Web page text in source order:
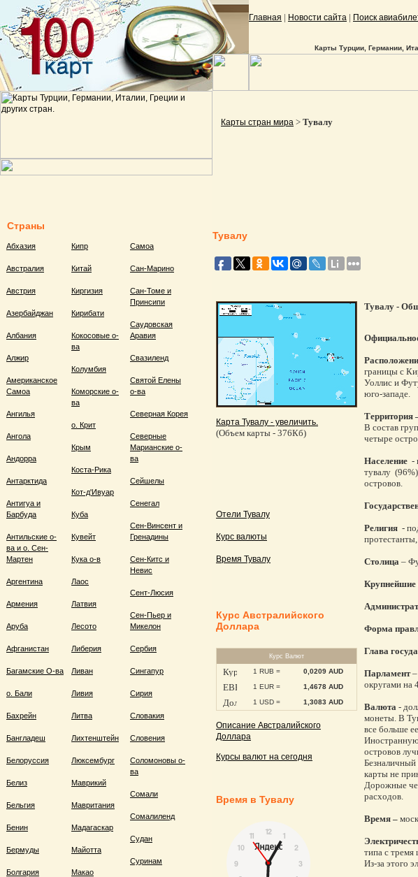
Главная | Новости сайта | Поиск
Карты Турции, Германии,
Страны
Абхазия
Австралия
Австрия
Азербайджан
Албания
Алжир
Американское
Самоа
Ангилья
Ангола
Андорра
Антарктида
Антигуа и
Барбуда
Антильские о-
ва и о. Сен-
Мартен
Аргентина
Армения
Аруба
Афганистан
Багамские О-ва
о. Бали
Бахрейн
Бангладеш
Белоруссия
Белиз
Бельгия
Бенин
Бермуды
Болгария
Кипр
Китай
Киргизия
Кирибати
Кокосовые о-
ва
Колумбия
Коморские о-
ва
о. Крит
Крым
Коста-Рика
Кот-д'Ивуар
Куба
Кувейт
Кука о-в
Лаос
Латвия
Лесото
Либерия
Ливан
Ливия
Литва
Лихтенштейн
Люксембург
Маврикий
Мавритания
Мадагаскар
Майотта
Макао
Самоа
Сан-Марино
Сан-Томе и
Принсипи
Саудовская
Аравия
Свазиленд
Святой Елены
о-ва
Северная Корея
Северные
Марианские о-
ва
Сейшелы
Сенегал
Сен-Винсент и
Гренадины
Сен-Китс и
Невис
Сент-Люсия
Сен-Пьер и
Микелон
Сербия
Сингапур
Сирия
Словакия
Словения
Соломоновы о-
ва
Сомали
Сомалиленд
Судан
Суринам
Карты стран мира > Тувалу
Тувалу
Карта Тувалу - увеличить.
(Объем карты - 376Кб)
Отели Тувалу
Курс валюты
Время Тувалу
Курс Австралийского
Доллара
Курс Валют
1 RUB =
0,0209 AUD
1 EUR =
1,4678 AUD
1 USD =
1,3083 AUD
Описание Австралийского
Доллара
Курсы валют на сегодня
Время в Тувалу
Тувалу -
границы с
Уоллис и
юго-западе.
Территория
В состав
четыре
Население -
тувалу
островов.
Религия -
Столица –
Крупнейшие
Форма
Глава
Парламент–
округами на
Валюта -
монеты. В
все больше
островов
карты не
Дорожные
расходов.
Время –
типа с тремя
Из-за этого